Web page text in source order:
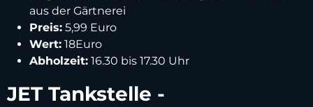
aus der Gärtnerei
Preis: 5,99 Euro
Wert: 18Euro
Abholzeit: 16.30 bis 17.30 Uhr
JET Tankstelle -